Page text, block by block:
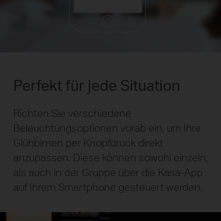
Perfekt für jede Situation
Richten Sie verschiedene
Beleuchtungsoptionen vorab ein, um Ihre
Glühbirnen per Knopfdruck direkt
anzupassen. Diese können sowohl einzeln,
als auch in der Gruppe über die Kasa-App
auf Ihrem Smartphone gesteuert werden.